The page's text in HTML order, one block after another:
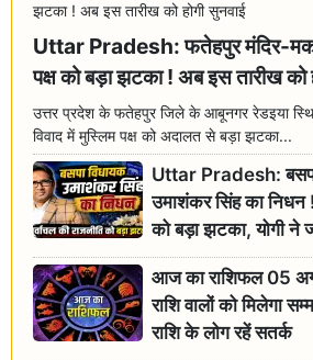
Uttar Pradesh: फतेहपुर मंदिर-
पक्ष को बड़ा झटका ! अब इस तारीख को
उत्तर प्रदेश के फतेहपुर जिले के आबूनगर रेडइया
विवाद में मुस्लिम पक्ष को अदालत से बड़ा झटका...
Uttar Pradesh:
उमाशंकर सिंह का निधन !
को बड़ा झटका, योगी ने
आज का राशिफल 05
राशि वालों को मिलेगा
राशि के लोग रहें सतर्क